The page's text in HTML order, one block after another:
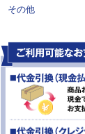
その他